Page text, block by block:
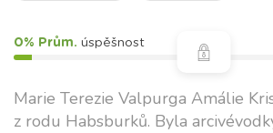
0% Prům. úspěšnost
Marie Terezie Valpurga Amálie
z rodu Habsburků. Byla